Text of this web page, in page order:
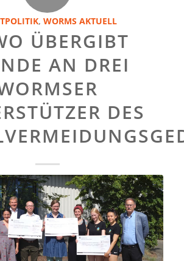
, WORMS AKTUELL
ÜBERGIBT
AN DREI
DES